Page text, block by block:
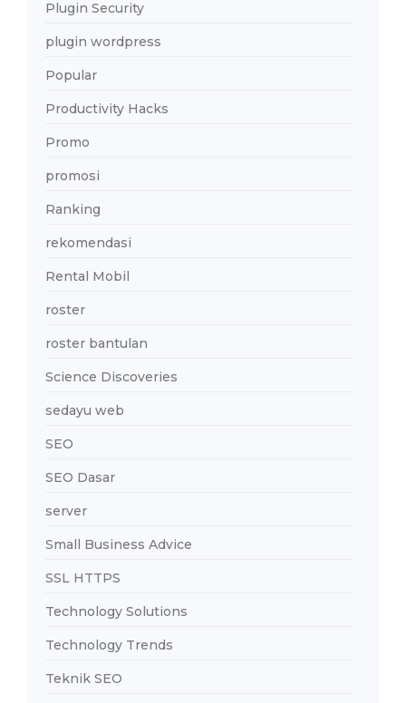
Plugin Security
plugin wordpress
Popular
Productivity Hacks
Promo
promosi
Ranking
rekomendasi
Rental Mobil
roster
roster bantulan
Science Discoveries
sedayu web
SEO
SEO Dasar
server
Small Business Advice
SSL HTTPS
Technology Solutions
Technology Trends
Teknik SEO